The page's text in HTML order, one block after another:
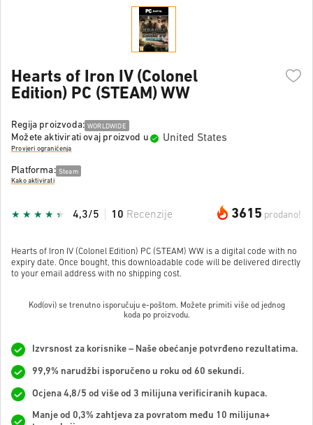
Hearts of Iron IV (Colonel
Edition) PC (STEAM) WW
Regija proizvoda: WORLDWIDE
Možete aktivirati ovaj proizvod u United States
Provjeri ograničenja
Platforma: Steam
Kako aktivirati
3615 prodano!
4,3/5 10 Recenzije
Hearts of Iron IV (Colonel Edition) PC (STEAM) WW is a digital code with no
expiry date. Once bought, this downloadable code will be delivered directly
to your email address with no shipping cost.
Kod(ovi) se trenutno isporučuju e-poštom. Možete primiti više od jednog
koda po proizvodu.
Izvrsnost za korisnike – Naše obećanje potvrđeno rezultatima.
99,9% narudžbi isporučeno u roku od 60 sekundi.
Ocjena 4,8/5 od više od 3 milijuna verificiranih kupaca.
Manje od 0,3% zahtjeva za povratom među 10 milijuna+